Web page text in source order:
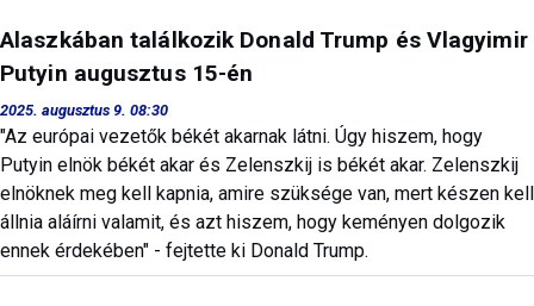
Alaszkában találkozik Donald Trump és Vlagyimir
Putyin augusztus 15-én
2025. augusztus 9. 08:30
"Az európai vezetők békét akarnak látni. Úgy hiszem, hogy
Putyin elnök békét akar és Zelenszkij is békét akar. Zelenszkij
elnöknek meg kell kapnia, amire szüksége van, mert készen kell
állnia aláírni valamit, és azt hiszem, hogy keményen dolgozik
ennek érdekében" - fejtette ki Donald Trump.